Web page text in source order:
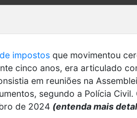
impostos que movimentou
cinco anos, era articulado
em reuniões na
segundo a Polícia
de 2024 (entenda mais